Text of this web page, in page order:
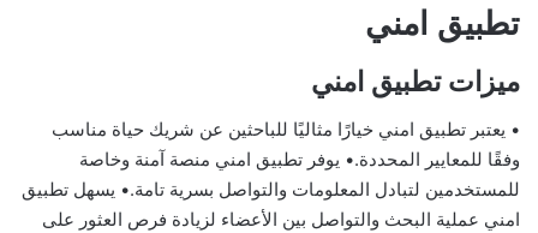
تطبيق امني
ميزات تطبيق امني
• يعتبر تطبيق امني خيارًا مثاليًا للباحثين عن شريك حياة مناسب
وفقًا للمعايير المحددة.• يوفر تطبيق امني منصة آمنة وخاصة
للمستخدمين لتبادل المعلومات والتواصل بسرية تامة.• يسهل تطبيق
امني عملية البحث والتواصل بين الأعضاء لزيادة فرص العثور على